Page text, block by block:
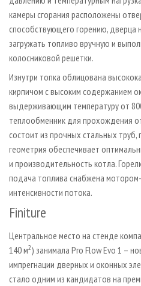
камеры сгорания расположены
способствующего горению, дверца
загружать топливо вручную и
колосниковой решетки.
Изнутри топка облицована
кирпичом с высоким содержанием
выдерживающим температуру от
теплообменник для прохождения
состоит из прочных стальных труб,
геометрия обеспечивает
и производительность котла.
подача топлива снабжена
интенсивности потока.
Finiture
Центральное место на стенде
140 м2) занимала Pro Flow Evo 1 –
импрегнации дверных и оконных
стало одним из кандидатов на